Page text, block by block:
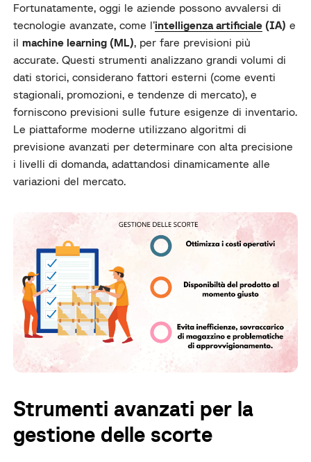
Fortunatamente, oggi le aziende possono avvalersi di
tecnologie avanzate, come l’intelligenza artificiale (IA) e
ilmachine learning (ML), per fare previsioni più
accurate. Questi strumenti analizzano grandi volumi di
dati storici, considerano fattori esterni (come eventi
stagionali, promozioni, e tendenze di mercato), e
forniscono previsioni sulle future esigenze di inventario.
Le piattaforme moderne utilizzano algoritmi di
previsione avanzati per determinare con alta precisione
i livelli di domanda, adattandosi dinamicamente alle
variazioni del mercato.
Strumenti avanzati per la
gestione delle scorte